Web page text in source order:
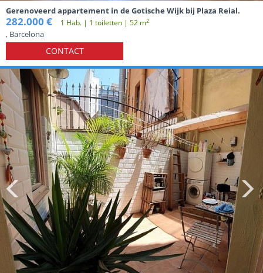
Gerenoveerd appartement in de Gotische Wijk bij Plaza Reial.
282.000 € 1 Hab. | 1 toiletten | 52 m2
, Barcelona
CONTACT